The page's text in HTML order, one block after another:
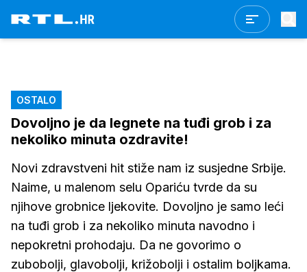
OSTALO
Dovoljno je da legnete na tuđi grob i za
nekoliko minuta ozdravite!
Novi zdravstveni hit stiže nam iz susjedne Srbije.
Naime, u malenom selu Opariću tvrde da su
njihove grobnice ljekovite. Dovoljno je samo leći
na tuđi grob i za nekoliko minuta navodno i
nepokretni prohodaju. Da ne govorimo o
zubobolji, glavobolji, križobolji i ostalim boljkama.